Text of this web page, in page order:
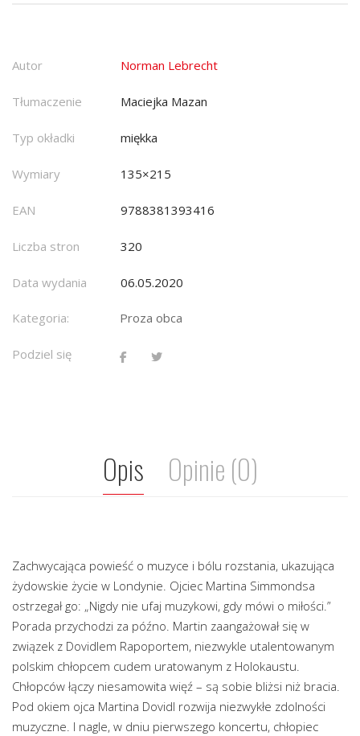
Autor Norman Lebrecht
Tłumaczenie Maciejka Mazan
Typ okładki miękka
Wymiary 135×215
EAN 9788381393416
Liczba stron 320
Data wydania 06.05.2020
Kategoria: Proza obca
Podziel się
Opis Opinie (0)
Zachwycająca powieść o muzyce i bólu rozstania, ukazująca
żydowskie życie w Londynie. Ojciec Martina Simmondsa
ostrzegał go: „Nigdy nie ufaj muzykowi, gdy mówi o miłości.”
Porada przychodzi za późno. Martin zaangażował się w
związek z Dovidlem Rapoportem, niezwykle utalentowanym
polskim chłopcem cudem uratowanym z Holokaustu.
Chłopców łączy niesamowita więź – są sobie bliżsi niż bracia.
Pod okiem ojca Martina Dovidl rozwija niezwykłe zdolności
muzyczne. I nagle, w dniu pierwszego koncertu, chłopiec